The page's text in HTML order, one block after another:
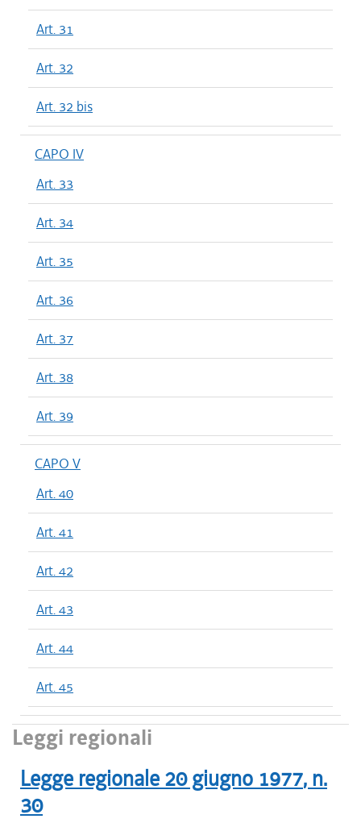
Art. 31
Art. 32
Art. 32 bis
CAPO IV
Art. 33
Art. 34
Art. 35
Art. 36
Art. 37
Art. 38
Art. 39
CAPO V
Art. 40
Art. 41
Art. 42
Art. 43
Art. 44
Art. 45
Leggi regionali
Legge regionale 20 giugno 1977, n.
30